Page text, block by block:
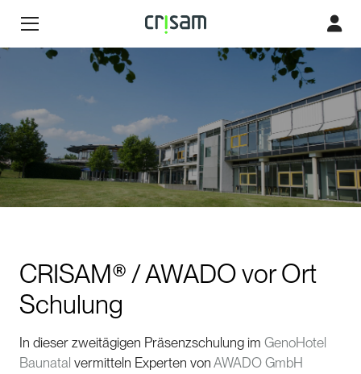
CRISAM® / AWADO vor Ort
Schulung
In dieser zweitägigen Präsenzschulung im GenoHotel
Baunatal vermitteln Experten von AWADO GmbH